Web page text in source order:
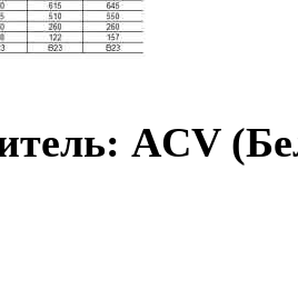
ACV